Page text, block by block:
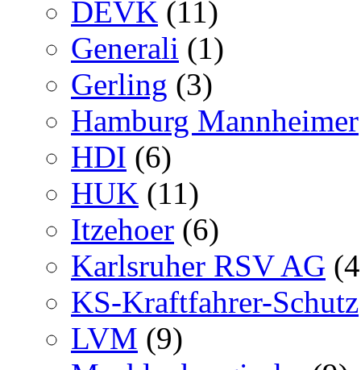
DEVK (11)
Generali (1)
Gerling (3)
Hamburg Mannheimer
HDI (6)
HUK (11)
Itzehoer (6)
Karlsruher RSV AG
KS-Kraftfahrer-Schutz
LVM (9)